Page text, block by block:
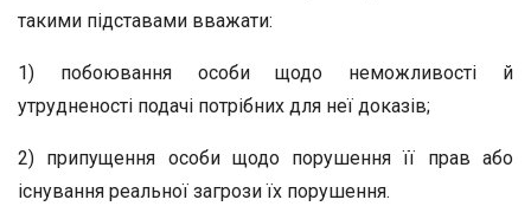
такими підставами вважати:
1) побоювання особи щодо неможливості й
утрудненості подачі потрібних для неї доказів;
2) припущення особи щодо порушення її прав або
існування реальної загрози їх порушення.